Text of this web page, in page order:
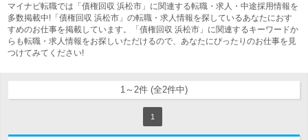
マイナビ転職では「債権回収 浜松市」に関連する転職・求人・中途採用情報を
多数掲載中!「債権回収 浜松市」の転職・求人情報を探しているあなたにおす
すめのお仕事を掲載しています。「債権回収 浜松市」に関連するキーワードか
らも転職・求人情報をお探しいただけるので、あなたにぴったりのお仕事を見
つけてみてください!
1～2件 (全2件中)
1